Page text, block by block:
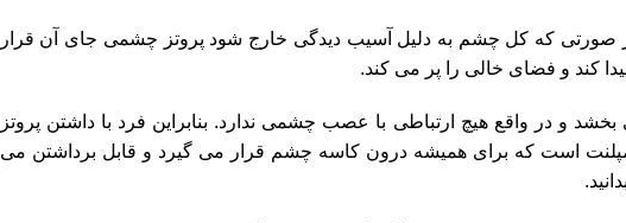
که کل چشم به دلیل آسیب دیدگی خارج شود پروتز چشمی جای آن قرار
کند و فضای خالی را پر می کند.
و در واقع هیچ ارتباطی با عصب چشمی ندارد. بنابراین فرد با داشتن پروتز
است که برای همیشه درون کاسه چشم قرار می گیرد و قابل برداشتن می